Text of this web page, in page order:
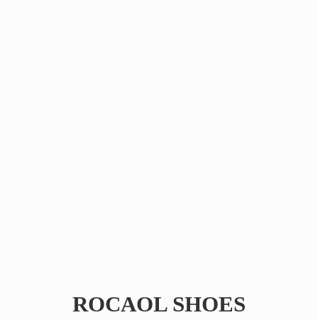
ROCAOL SHOES